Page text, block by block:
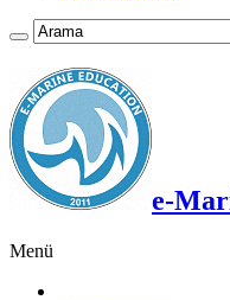
e-
Menü